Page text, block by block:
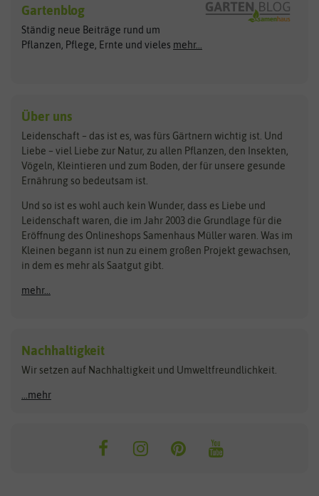
Exotische Samen
Gemüsesamen
Gründünger
Kräutersamen
Obstsamen
Pilzbrut
Rasensamen
Steckzwiebeln
Zimmer & Kübelpflanzen
Kataloge
Schnäppchen
Anzucht & Gartenzubehör
Anzuchtschalen
Heizmatte & Heizkabel
Kokos-Quelltabletten
Zimmergewächshaus
Arche Noah
ASB Greenworld
Benary
Bingenheimer Saatgut
Bionana
BIOWOL
Blumicorn
Bûten Birds
Carl Pabst
Clever Pots
COMPO
Dürr-Samen
Feldsaaten Freudenberger
Fertil
Flora Elite
Florissa
Flortis
Franchi Sementi
Hortitops
JUB Holland
Gartenblog
Ständig neue Beiträge rund um
Pflanzen, Pflege, Ernte und vieles mehr...
Über uns
Leidenschaft – das ist es, was fürs Gärtnern wichtig ist. Und
Liebe – viel Liebe zur Natur, zu allen Pflanzen, den Insekten,
Vögeln, Kleintieren und zum Boden, der für unsere gesunde
Ernährung so bedeutsam ist.
Und so ist es wohl auch kein Wunder, dass es Liebe und
Leidenschaft waren, die im Jahr 2003 die Grundlage für die
Eröffnung des Onlineshops Samenhaus Müller waren. Was im
Kleinen begann ist nun zu einem großen Projekt gewachsen,
in dem es mehr als Saatgut gibt.
mehr...
Nachhaltigkeit
Wir setzen auf Nachhaltigkeit und Umweltfreundlichkeit.
...mehr